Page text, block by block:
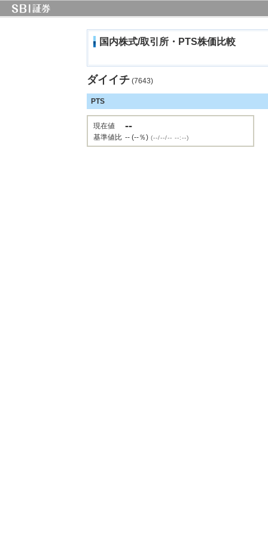
国内株式/取引所・PTS株価比較
ダイイチ (7643)
PTS
現在値 --
基準値比 -- (--％) (--/--/-- --:--)